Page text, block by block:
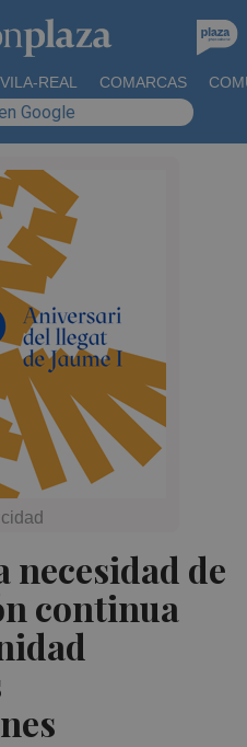
VILA-REAL COMARCAS
Google
necesidad de
continua